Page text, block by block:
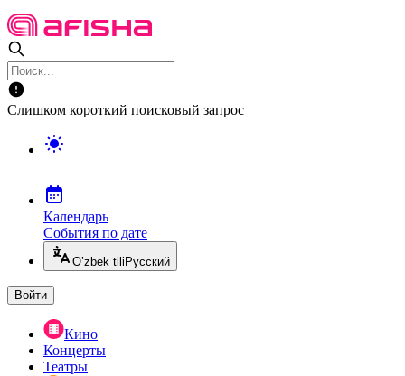
Слишком короткий поисковый запрос
Календарь
События по дате
O’zbek tili Русский
Войти
Кино
Концерты
Театры